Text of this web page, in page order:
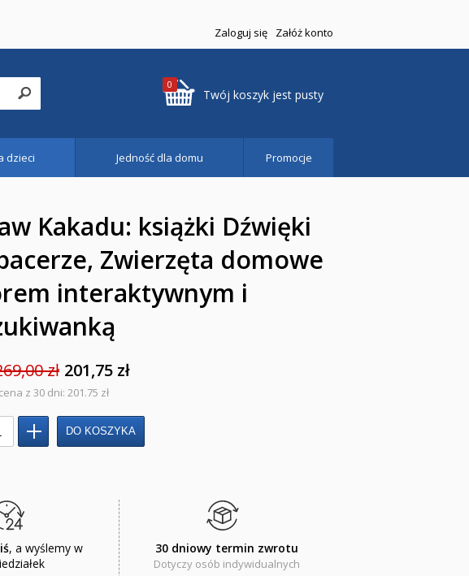
Zaloguj się Załóż konto
0
Twój koszyk jest pusty
dzieci Jedność dla domu Promocje
Kakadu: książki Dźwięki
Zwierzęta domowe
interaktywnym i
zł 201,75 zł
z 30 dni: 201.75 zł
, a wyślemy w
30 dniowy termin zwrotu
Dotyczy osób indywidualnych